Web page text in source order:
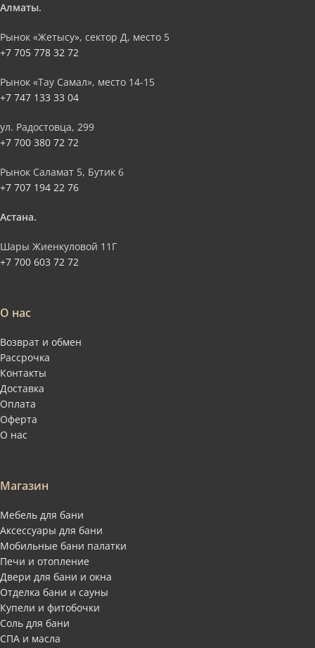
Алматы.
Рынок «Жетысу», сектор Д, место 5
+7 705 778 32 72
Рынок «Тау Самал», место 14-15
+7 747 133 33 04
ул. Радостовца, 299
+7 700 380 72 72
Рынок Саламат 5, Бутик 6
+7 707 194 22 76
Астана.
Шары Жиенкуловой 11Г
+7 700 603 72 72
О нас
Возврат и обмен
Рассрочка
Контакты
Доставка
Оплата
Оферта
О нас
Магазин
Мебель для бани
Аксессуары для бани
Мобильные бани палатки
Печи и отопление
Двери для бани и окна
Отделка бани и сауны
Купели и фитобочки
Соль для бани
СПА и масла